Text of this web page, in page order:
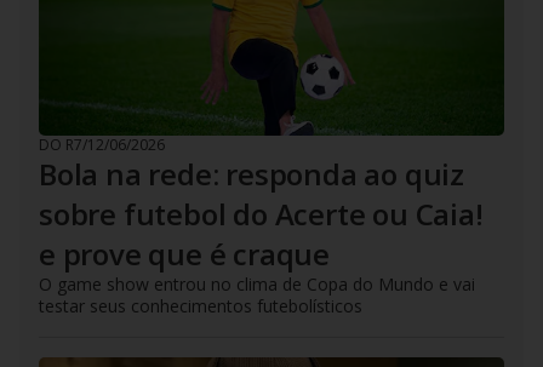
DO R7/12/06/2026
Bola na rede: responda ao quiz
sobre futebol do Acerte ou Caia!
e prove que é craque
O game show entrou no clima de Copa do Mundo e vai
testar seus conhecimentos futebolísticos